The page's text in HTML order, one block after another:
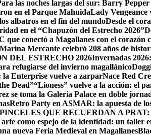
las noches largas del sur: Barry
en el Parque MahuidaLady Vengeance
albatros en el fin del mundoDesde el
en el “Chapuzón del Estrecho 2026”
conectó a Magallanes con el corazón
Mercante celebró 208 años de
DEL ESTRECHO 2026Invernadas
refugiarse del invierno magallánico
la Enterprise vuelve a zarparNace Red
Dead”“Lioness” vuelve a la acción: el
se toma la Galería Palace en doble
Retro Party en ASMAR: la apuesta de
PINCELES QUE RECUERDAN A
como espejo de la identidad: un taller
nueva Feria Medieval en Magallanes